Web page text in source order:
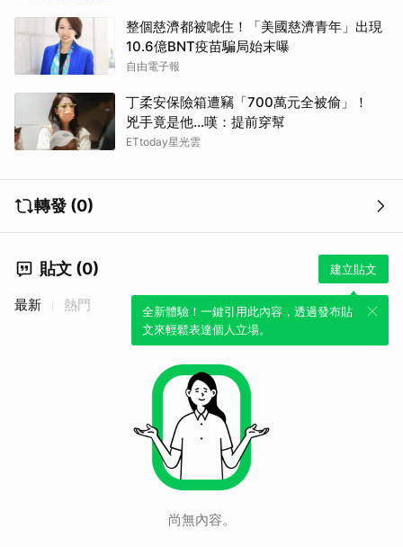
整個慈濟都被唬住！「美國慈濟青年」出現
10.6億BNT疫苗騙局始末曝
自由電子報
丁柔安保險箱遭竊「700萬元全被偷」！
兇手竟是他...嘆：提前穿幫
ETtoday星光雲
轉發 (0)
貼文 (0) 建立貼文
全新體驗！一鍵引用此內容，透過發布貼
文來輕鬆表達個人立場。
最新 熱門
尚無內容。
取消